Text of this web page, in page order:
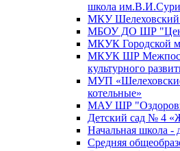
школа
МКУ Шелеховский
МБОУ ДО ШР
МКУК Городской
МКУК ШР
культурного
МУП
котельные»
МАУ ШР
Детский сад № 4
Начальная школа -
Средняя